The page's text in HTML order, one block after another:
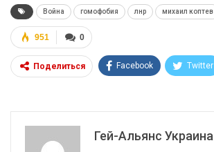
Война гомофобия лнр михаил коптев
0
951
Поделиться Facebook Twitter
Гей-Альянс Украина